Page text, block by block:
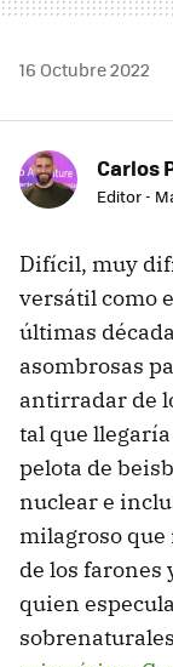
16 Octubre 2022
Carlos
Editor -
Difícil, muy
versátil como
últimas
asombrosas
antirradar de
tal que
pelota de
nuclear e
milagroso
de los farones
quien